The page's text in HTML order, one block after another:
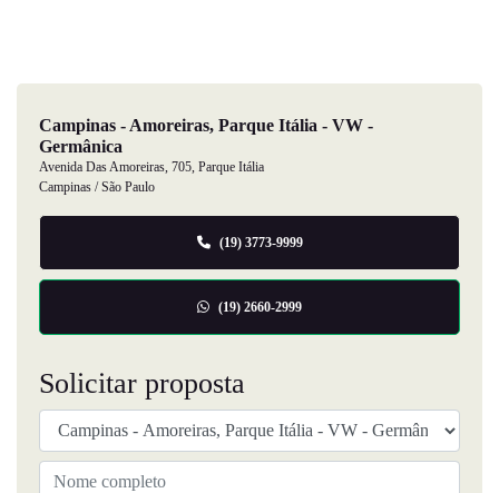
Campinas - Amoreiras, Parque Itália - VW -
Germânica
Avenida Das Amoreiras, 705, Parque Itália
Campinas / São Paulo
(19) 3773-9999
(19) 2660-2999
Solicitar proposta